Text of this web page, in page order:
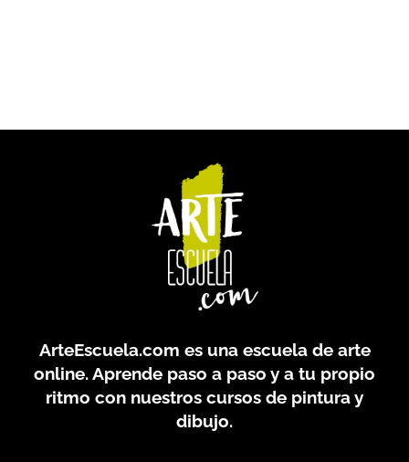
ArteEscuela.com es una escuela de arte
online. Aprende paso a paso y a tu propio
ritmo con nuestros cursos de pintura y
dibujo.